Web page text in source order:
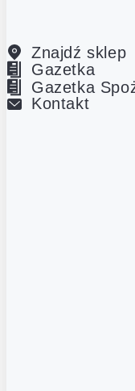
Znajdź sklep
Gazetka
Gazetka
Kontakt